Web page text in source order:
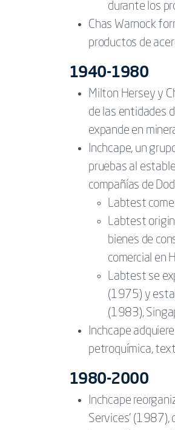
durante los
Chas Warnock
productos de
1940-1980
Milton Hersey y
de las entidades
expande en
Inchcape, un
pruebas al
compañías de
Labtest
Labtest
bienes de
comercial en
Labtest se
(1975) y
(1983),
Inchcape
petroquímica,
1980-2000
Inchcape
Services' (1987),